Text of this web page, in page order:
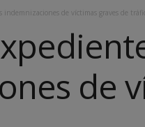
indemnizaciones de víctimas graves de
de